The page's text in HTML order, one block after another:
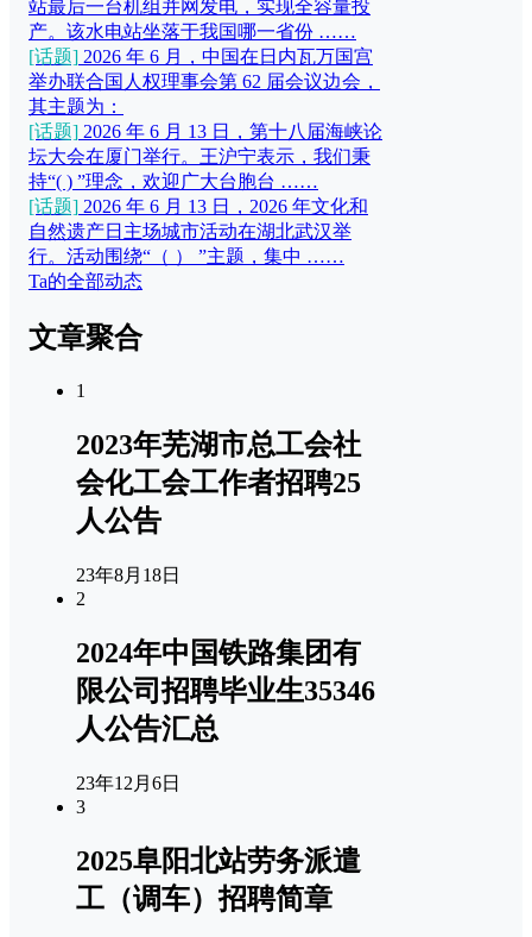
站最后一台机组并网发电，实现全容量投
产。该水电站坐落于我国哪一省份 ……
[话题] 2026 年 6 月，中国在日内瓦万国宫
举办联合国人权理事会第 62 届会议边会，
其主题为：
[话题] 2026 年 6 月 13 日，第十八届海峡论
坛大会在厦门举行。王沪宁表示，我们秉
持“( ) ”理念，欢迎广大台胞台 ……
[话题] 2026 年 6 月 13 日，2026 年文化和
自然遗产日主场城市活动在湖北武汉举
行。活动围绕“（ ） ”主题，集中 ……
Ta的全部动态
文章聚合
1
2023年芜湖市总工会社
会化工会工作者招聘25
人公告
23年8月18日
2
2024年中国铁路集团有
限公司招聘毕业生35346
人公告汇总
23年12月6日
3
2025阜阳北站劳务派遣
工（调车）招聘简章